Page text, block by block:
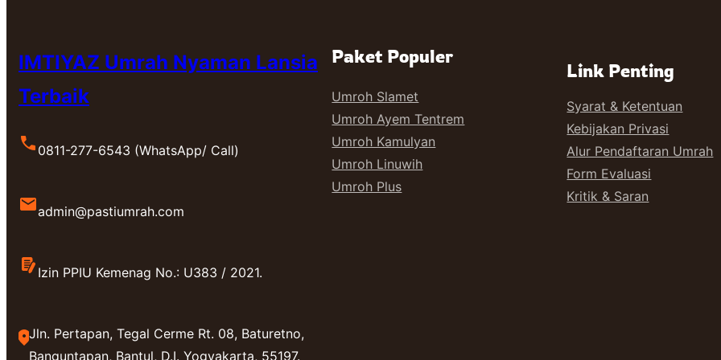
IMTIYAZ Umrah Nyaman Lansia
Terbaik
0811-277-6543 (WhatsApp/ Call)
admin@pastiumrah.com
Izin PPIU Kemenag No.: U383 / 2021.
Jln. Pertapan, Tegal Cerme Rt. 08, Baturetno,
Banguntapan, Bantul, D.I. Yogyakarta, 55197.
Paket Populer
Umroh Slamet
Umroh Ayem Tentrem
Umroh Kamulyan
Umroh Linuwih
Umroh Plus
Link Penting
Syarat & Ketentuan
Kebijakan Privasi
Alur Pendaftaran Umrah
Form Evaluasi
Kritik & Saran